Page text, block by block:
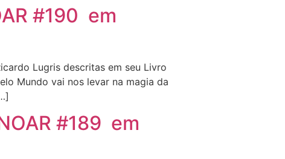
#190 em
Lugris descritas em seu Livro
Mundo vai nos levar na magia da
#189 em